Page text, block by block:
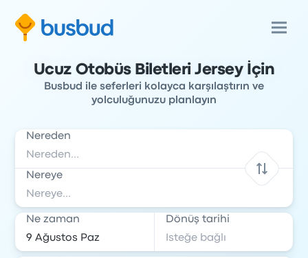
Ucuz Otobüs Biletleri Jersey İçin
Busbud ile seferleri kolayca karşılaştırın ve
yolculuğunuzu planlayın
Nereden
Nereye
Ne zaman Dönüş tarihi